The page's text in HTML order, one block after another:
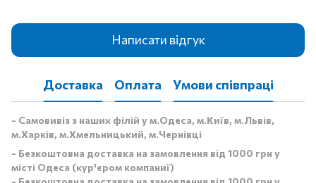
Написати відгук
Доставка Оплата Умови співпраці
- Самовивіз з наших філій у м.Одеса, м.Київ, м.Львів,
м.Харків, м.Хмельницький, м.Чернівці
- Безкоштовна доставка на замовлення від 1000 грн у
місті Одеса (кур'єром компаниї)